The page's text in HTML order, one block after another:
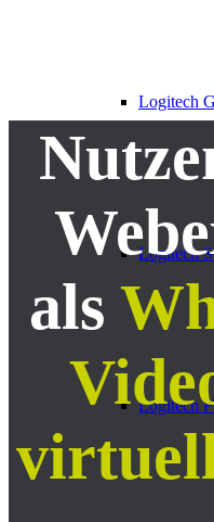
Logitech
Logitech
Logitech
als